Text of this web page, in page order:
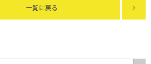
一覧に戻る